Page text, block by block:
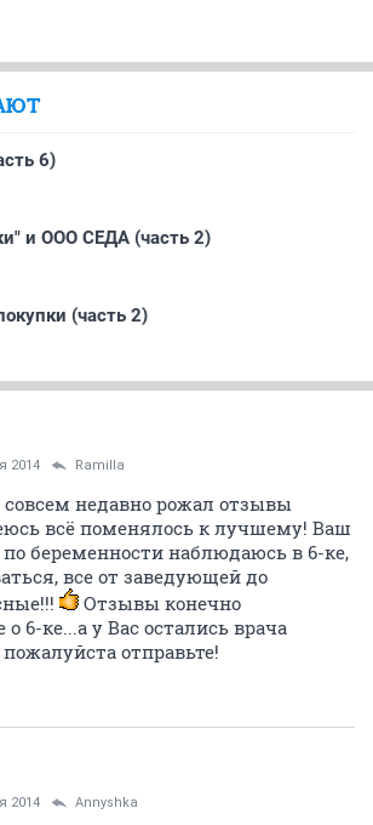
6)
и ООО СЕДА (часть 2)
(часть 2)
2014 Ramilla
совсем недавно рожал отзывы
всё поменялось к лучшему! Ваш
беременности наблюдаюсь в 6-ке,
все от заведующей до
Отзывы конечно
6-ке...а у Вас остались врача
отправьте!
2014 Annyshka